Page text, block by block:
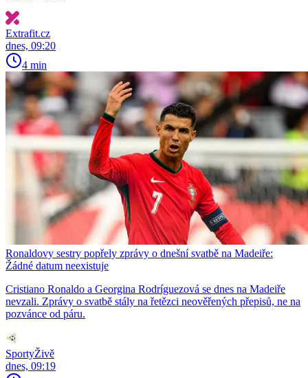
Extrafit.cz
dnes, 09:20
4 min
Ronaldovy sestry popřely zprávy o dnešní svatbě na Madeiře:
Žádné datum neexistuje
Cristiano Ronaldo a Georgina Rodríguezová se dnes na Madeiře
nevzali. Zprávy o svatbě stály na řetězci neověřených přepisů, ne na
pozvánce od páru.
SportyŽivě
dnes, 09:19